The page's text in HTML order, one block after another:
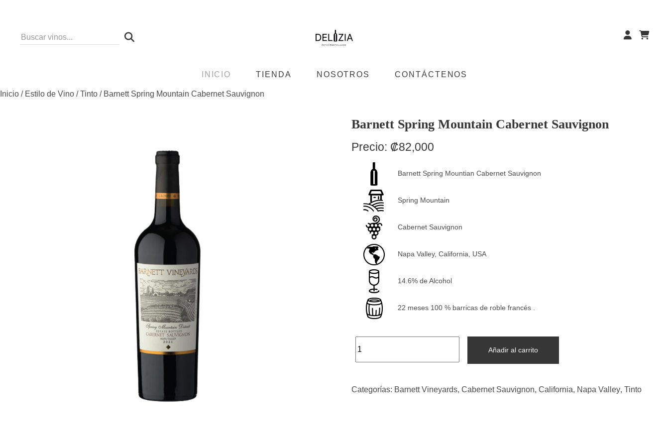
content
INICIO TIENDA NOSOTROS CONTÁCTENOS
Inicio / Estilo de Vino /Tinto / Barnett Spring Mountain Cabernet Sauvignon
Barnett Spring Mountain Cabernet Sauvignon
Precio: ₡82,000
Barnett Spring Mountian Cabernet Sauvignon
Spring Mountain
Cabernet Sauvignon
Napa Valley, California, USA
14.6% de Alcohol
22 meses 100 % barricas de roble francés .
Añadir al carrito
Categorías: Barnett Vineyards, Cabernet Sauvignon, California, Napa Valley, Tinto